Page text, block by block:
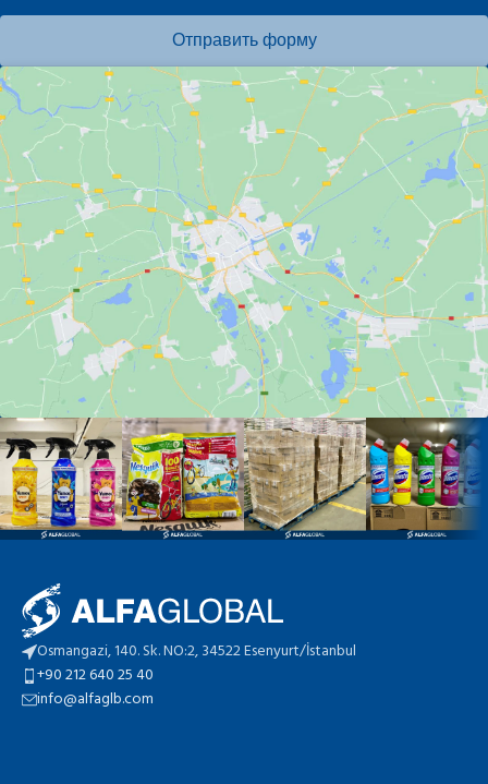
Отправить форму
Osmangazi, 140. Sk. NO:2, 34522 Esenyurt/İstanbul
+90 212 640 25 40
info@alfaglb.com